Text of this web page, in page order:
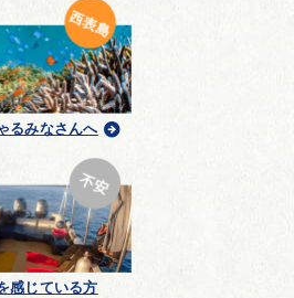
るみなさんへ
感じている方